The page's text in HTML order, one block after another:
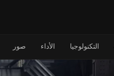
التكنولوجيا الأداء صور